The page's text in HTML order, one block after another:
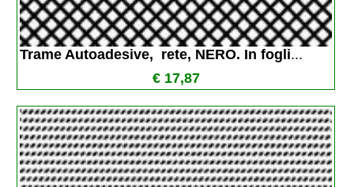
Trame Autoadesive,  rete, NERO. In fogli...
€ 17,87